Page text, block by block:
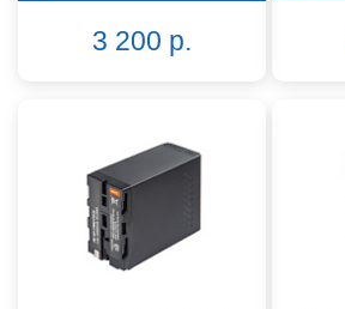
3 200 р.